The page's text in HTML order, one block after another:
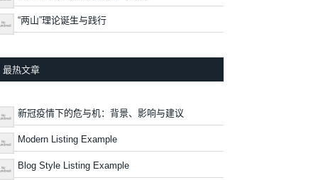
“两山”理论诞生与践行
最热文章
新冠疫情下的危与机：背景、影响与建议
Modern Listing Example
Blog Style Listing Example